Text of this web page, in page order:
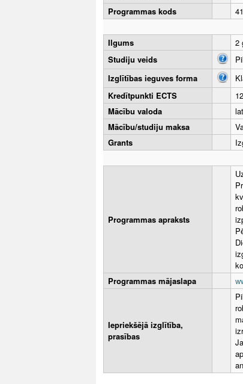
Programmas kods
Ilgums
2
Studiju veids
Izglītības ieguves forma
Kredītpunkti ECTS
Mācību valoda
Mācību/studiju maksa
Grants
Programmas apraksts
Programmas mājaslapa
Iepriekšējā izglītība,
prasības